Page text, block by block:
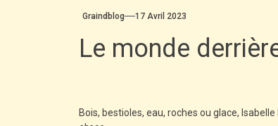
Graindblog 17 Avril 2023
Le monde
Bois, bestioles, eau, roches ou glace,